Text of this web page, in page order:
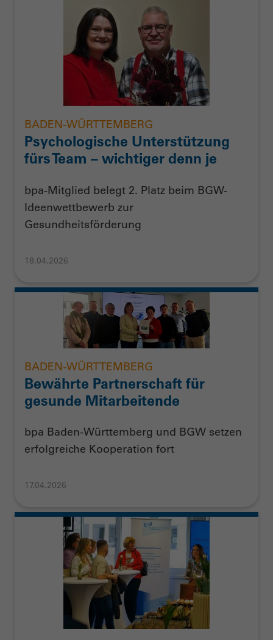
BADEN-WÜRTTEMBERG
Psychologische Unterstützung
fürs Team – wichtiger denn je
bpa-Mitglied belegt 2. Platz beim BGW-
Ideenwettbewerb zur
Gesundheitsförderung
18.04.2026
BADEN-WÜRTTEMBERG
Bewährte Partnerschaft für
gesunde Mitarbeitende
bpa Baden-Württemberg und BGW setzen
erfolgreiche Kooperation fort
17.04.2026